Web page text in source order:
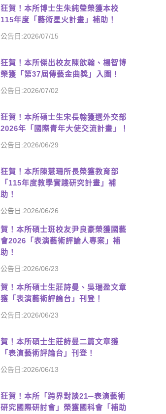
狂賀！本所博士生朱純瑩榮獲本校
115年度「藝術星火計畫」補助！
公告日:2026/07/15
狂賀！本所傑出校友陳歆翰、楊智博
榮獲「第37屆傳藝金曲獎」入圍！
公告日:2026/07/02
狂賀！本所碩士生宋長翰獲選外交部
2026年「國際青年大使交流計畫」！
公告日:2026/06/29
狂賀！本所陳慧珊所長榮獲教育部
「115年度教學實踐研究計畫」補
助！
公告日:2026/06/26
賀！本所碩士班校友尹良豪榮獲國藝
會2026「表演藝術評論人專案」補
助！
公告日:2026/06/23
賀！本所碩士生莊詩曼、吳瑞盈文章
獲「表演藝術評論台」刊登！
公告日:2026/06/23
賀！本所碩士生莊詩曼二篇文章獲
「表演藝術評論台」刊登！
公告日:2026/06/13
狂賀！本所「跨界對談21─表演藝術
研究國際研討會」榮獲國科會「補助